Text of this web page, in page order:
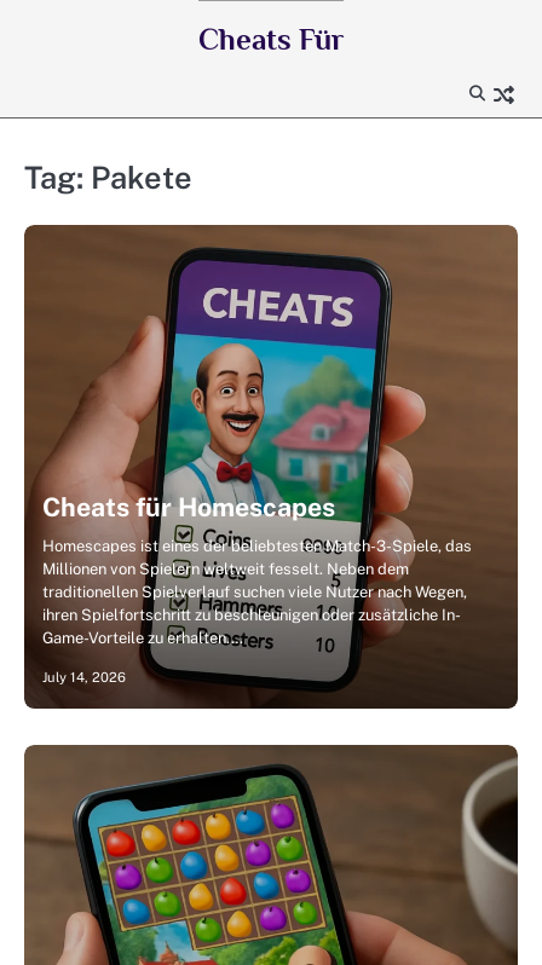
Cheats Für
Tag: Pakete
Cheats für Homescapes
Homescapes ist eines der beliebtesten Match-3-Spiele, das
Millionen von Spielern weltweit fesselt. Neben dem
traditionellen Spielverlauf suchen viele Nutzer nach Wegen,
ihren Spielfortschritt zu beschleunigen oder zusätzliche In-
Game-Vorteile zu erhalten.…
July 14, 2026